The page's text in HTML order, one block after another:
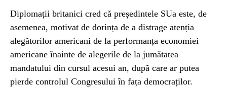
Diplomații britanici cred că președintele SUa este, de
asemenea, motivat de dorința de a distrage atenția
alegătorilor americani de la performanța economiei
americane înainte de alegerile de la jumătatea
mandatului din cursul acesui an, după care ar putea
pierde controlul Congresului în fața democraților.